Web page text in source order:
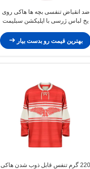
ضد انقباض تنفسی بچه ها هاکی روی
یخ لباس ژرسی با اپلیکشن سبلیمت
بهترین قیمت رو بدست بیار
220 گرم تنفس قابل ذوب شدن هاکی